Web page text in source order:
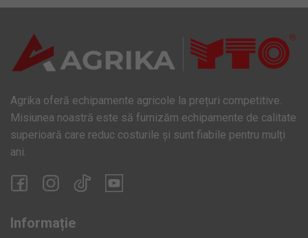
Agrika oferă echipamente agricole la prețuri competitive.
Misiunea noastră este să furnizăm echipamente de calitate
superioară care reduc costurile și sunt fiabile pentru mulți
ani.
Informație